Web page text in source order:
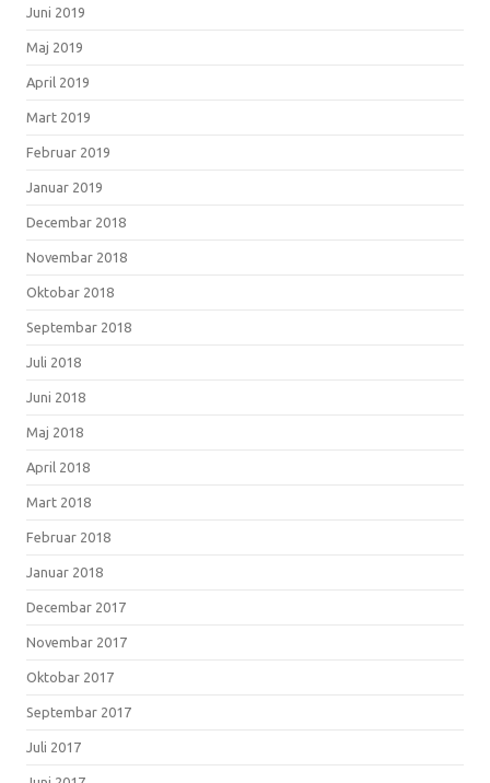
Juni 2019
Maj 2019
April 2019
Mart 2019
Februar 2019
Januar 2019
Decembar 2018
Novembar 2018
Oktobar 2018
Septembar 2018
Juli 2018
Juni 2018
Maj 2018
April 2018
Mart 2018
Februar 2018
Januar 2018
Decembar 2017
Novembar 2017
Oktobar 2017
Septembar 2017
Juli 2017